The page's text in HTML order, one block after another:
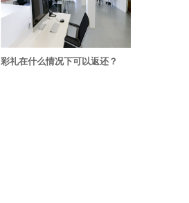
彩礼在什么情况下可以返还？